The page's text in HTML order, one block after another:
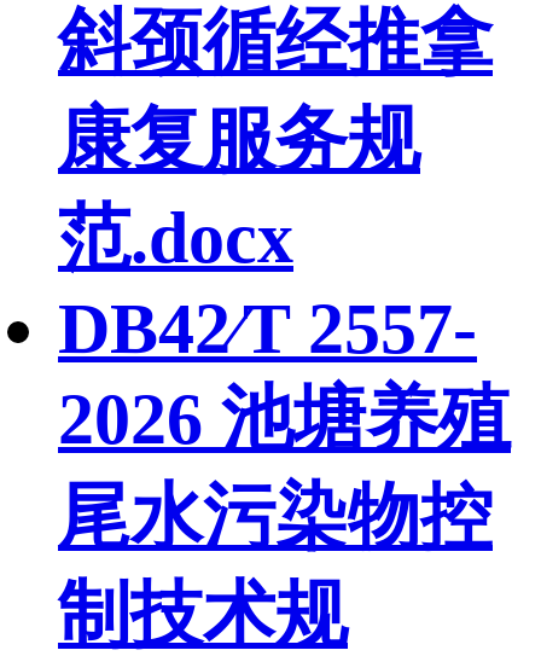
斜颈循经推拿
康复服务规
范.docx
DB42∕T 2557-
2026 池塘养殖
尾水污染物控
制技术规